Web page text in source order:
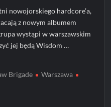
nowojorskiego hardcore’a,
z nowym albumem
wystąpi w warszawskim
jej będą Wisdom …
Brigade
Warszawa